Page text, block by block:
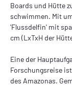
Boards und Hütte
schwimmen. Mit
'Flussdelfin' mit
cm (LxTxH der
Eine der
Forschungsreise
des Amazonas.